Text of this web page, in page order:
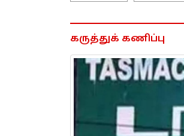
கருத்துக் கணிப்பு